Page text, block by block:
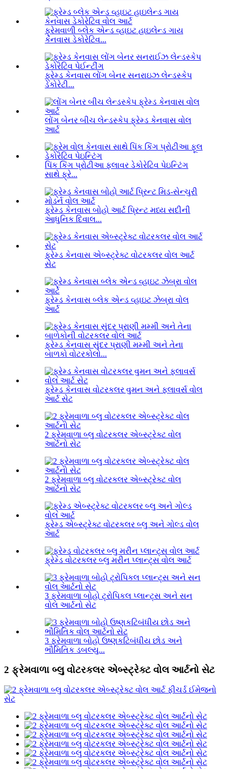
ફ્રેમવાળી બ્લેક એન્ડ વ્હાઇટ હાઇલેન્ડ ગાય
કેનવાસ ડેકોરેટિવ...
ફ્રેમ્ડ કેનવાસ લોંગ બેનર સનરાઇઝ લેન્ડસ્કેપ
ડેકોરેટી...
લોંગ બેનર બીચ લેન્ડસ્કેપ ફ્રેમ્ડ કેનવાસ વોલ
આર્ટ
પિંક કિંગ પ્રોટીઆ ફ્લાવર ડેકોરેટિવ પેઇન્ટિંગ
સાથે ફ્રે...
ફ્રેમ્ડ કેનવાસ બોહો આર્ટ પ્રિન્ટ મધ્ય સદીની
આધુનિક દિવાલ...
ફ્રેમ્ડ કેનવાસ એબ્સ્ટ્રેક્ટ વોટરકલર વોલ આર્ટ
સેટ
ફ્રેમ્ડ કેનવાસ બ્લેક એન્ડ વ્હાઇટ ઝેબ્રા વોલ
આર્ટ
ફ્રેમ્ડ કેનવાસ સુંદર પ્રાણી મમ્મી અને તેના
બાળકો વોટરકોલો...
ફ્રેમ્ડ કેનવાસ વોટરકલર વુમન અને ફ્લાવર્સ વોલ
આર્ટ સેટ
2 ફ્રેમવાળા બ્લુ વોટરકલર એબ્સ્ટ્રેક્ટ વોલ
આર્ટનો સેટ
2 ફ્રેમવાળા બ્લુ વોટરકલર એબ્સ્ટ્રેક્ટ વોલ
આર્ટનો સેટ
ફ્રેમ્ડ એબ્સ્ટ્રેક્ટ વોટરકલર બ્લુ અને ગોલ્ડ વોલ
આર્ટ
ફ્રેમ્ડ વોટરકલર બ્લુ મરીન પ્લાન્ટ્સ વોલ આર્ટ
3 ફ્રેમવાળા બોહો ટ્રોપિકલ પ્લાન્ટ્સ અને સન
વોલ આર્ટનો સેટ
3 ફ્રેમવાળા બોહો ઉષ્ણકટિબંધીય છોડ અને
ભૌમિતિક ડબલ્યુ...
2 ફ્રેમવાળા બ્લુ વોટરકલર એબ્સ્ટ્રેક્ટ વોલ આર્ટનો સેટ